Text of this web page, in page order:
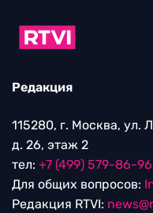
Редакция
115280, г. Москва, ул.
д. 26, этаж 2
тел: +7 (499) 579-86-96
Для общих вопросов:
Редакция RTVI: